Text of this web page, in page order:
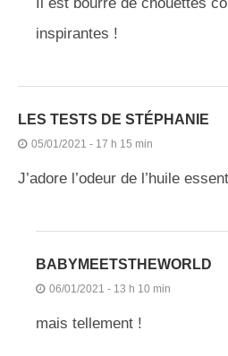
inspirantes !
LES TESTS DE STÉPHANIE
05/01/2021 - 17 h 15 min
J’adore l’odeur de l’huile
BABYMEETSTHEWORLD
06/01/2021 - 13 h 10 min
mais tellement !